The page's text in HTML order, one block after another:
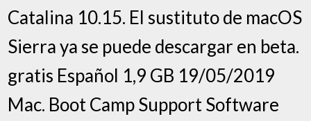
Catalina 10.15. El sustituto de macOS
Sierra ya se puede descargar en beta.
gratis Español 1,9 GB 19/05/2019
Mac. Boot Camp Support Software